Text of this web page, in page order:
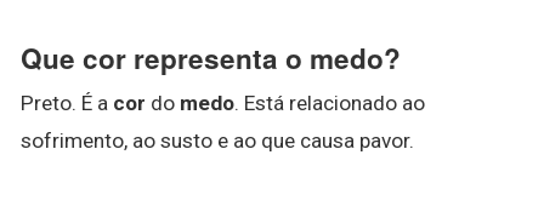
Que cor representa o medo?
Preto. É a cor do medo. Está relacionado ao
sofrimento, ao susto e ao que causa pavor.